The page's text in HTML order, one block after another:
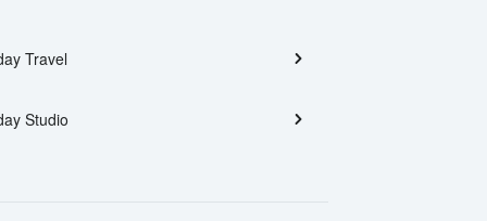
Travel
Studio